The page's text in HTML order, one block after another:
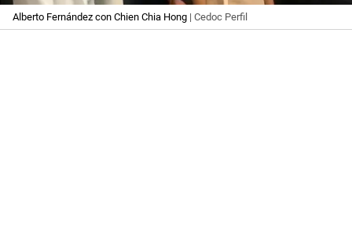
Alberto Fernández con Chien Chia Hong | Cedoc Perfil